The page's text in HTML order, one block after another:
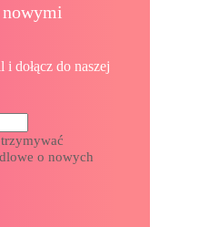
nowymi
dołącz do naszej
o nowych